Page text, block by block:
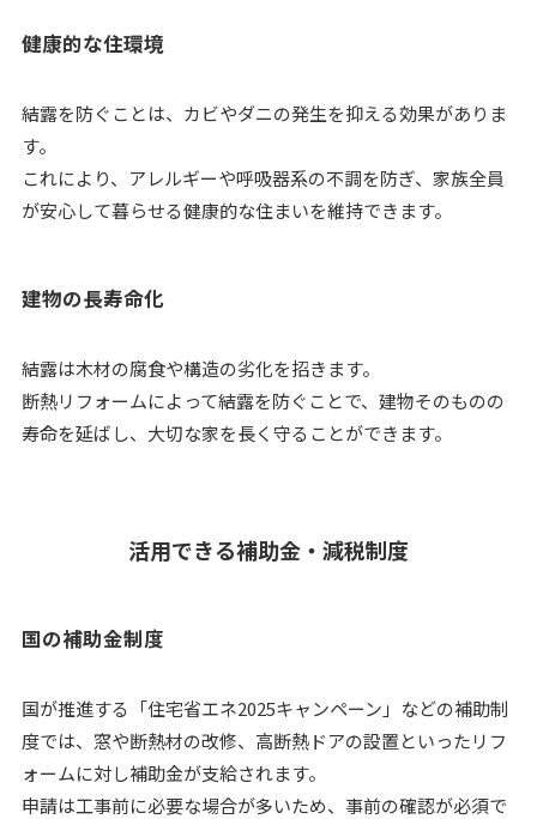
健康的な住環境
結露を防ぐことは、カビやダニの発生を抑える効果がありま
す。
これにより、アレルギーや呼吸器系の不調を防ぎ、家族全員
が安心して暮らせる健康的な住まいを維持できます。
建物の長寿命化
結露は木材の腐食や構造の劣化を招きます。
断熱リフォームによって結露を防ぐことで、建物そのものの
寿命を延ばし、大切な家を長く守ることができます。
活用できる補助金・減税制度
国の補助金制度
国が推進する「住宅省エネ2025キャンペーン」などの補助制
度では、窓や断熱材の改修、高断熱ドアの設置といったリフ
ォームに対し補助金が支給されます。
申請は工事前に必要な場合が多いため、事前の確認が必須で